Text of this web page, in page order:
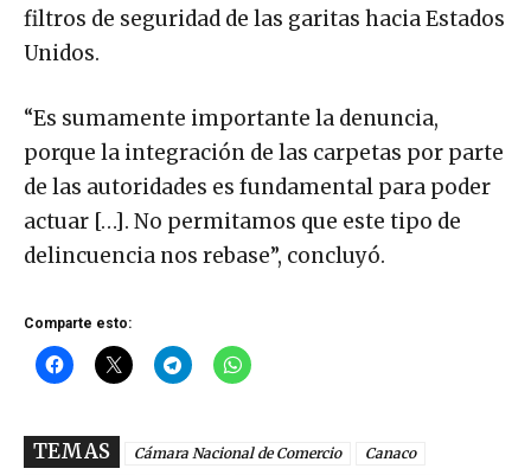
filtros de seguridad de las garitas hacia Estados
Unidos.
“Es sumamente importante la denuncia,
porque la integración de las carpetas por parte
de las autoridades es fundamental para poder
actuar […]. No permitamos que este tipo de
delincuencia nos rebase”, concluyó.
Comparte esto:
TEMAS Cámara Nacional de Comercio
Canaco